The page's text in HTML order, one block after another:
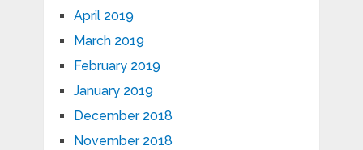
April 2019
March 2019
February 2019
January 2019
December 2018
November 2018